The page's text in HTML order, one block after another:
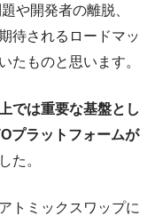
や開発者の離脱、
待されるロードマッ
たものと思います。
では重要な基盤とし
プラットフォームが
た。
トミックスワップに